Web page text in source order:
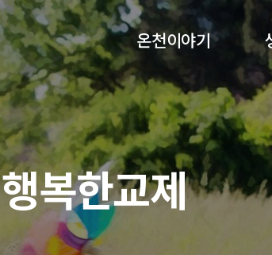
온천이야기
교회비전
담임목사 인사말
섬기는분들
교회연혁
행복한교제